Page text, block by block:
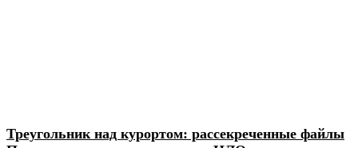
Треугольник над курортом: рассекреченные файлы